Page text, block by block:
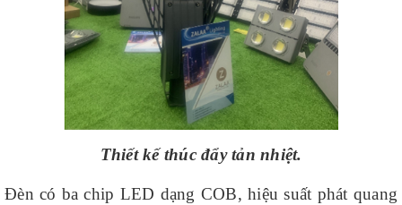
Thiết kế thúc đẩy tản nhiệt.
Đèn có ba chip LED dạng COB, hiệu suất phát quang